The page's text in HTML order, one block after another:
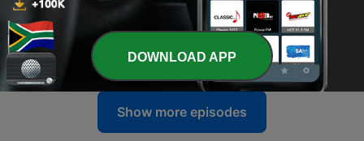
680 - La muerte de Juan Pablo I ¿Conspiración ||
Relatos del lado oscuro
27 Jul 2026
Show more episodes
DOWNLOAD APP